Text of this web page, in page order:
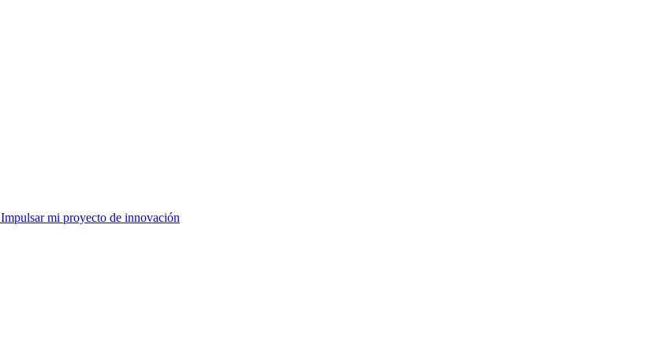
Impulsar mi proyecto de innovación